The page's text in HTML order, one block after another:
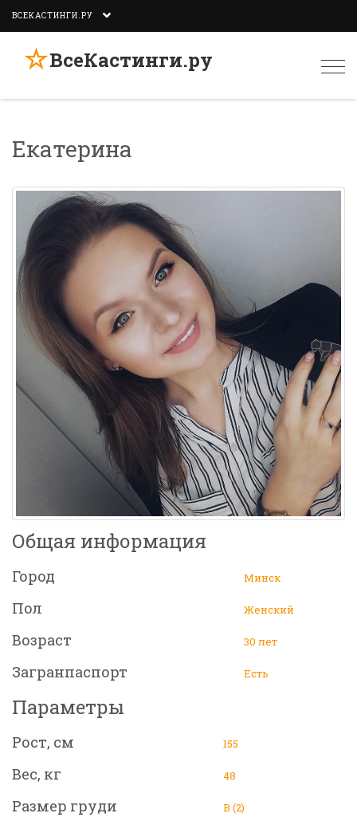
ВСЕКАСТИНГИ.РУ
☆ВсеКастинги.ру
Екатерина
Общая информация
Город Минск
Пол Женский
Возраст 30 лет
Загранпаспорт Есть
Параметры
Рост, см 155
Вес, кг 48
Размер груди B (2)